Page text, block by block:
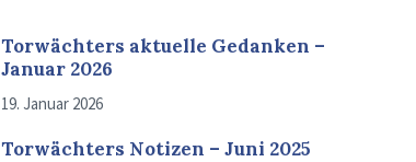
Torwächters aktuelle Gedanken –
Januar 2026
19. Januar 2026
Torwächters Notizen – Juni 2025